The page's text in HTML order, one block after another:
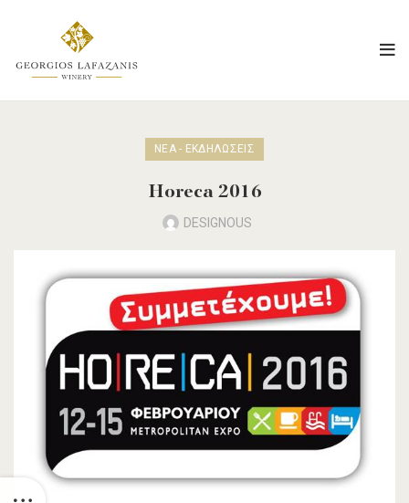
ΝΈΑ - ΕΚΔΗΛΏΣΕΙΣ
Horeca 2016
DESIGNOUS